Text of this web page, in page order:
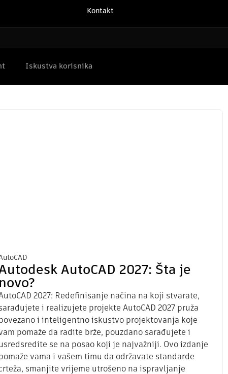
Kontakt
Iskustva korisnika
AutoCAD 2027: Šta je
novo?
2027: Redefinisanje načina na koji stvarate,
i realizujete projekte AutoCAD 2027 pruža
i inteligentno iskustvo projektovanja koje
pomaže da radite brže, pouzdano sarađujete i
se na posao koji je najvažniji. Ovo izdanje
vama i vašem timu da održavate standarde
smanjite vrijeme utrošeno na ispravljanje